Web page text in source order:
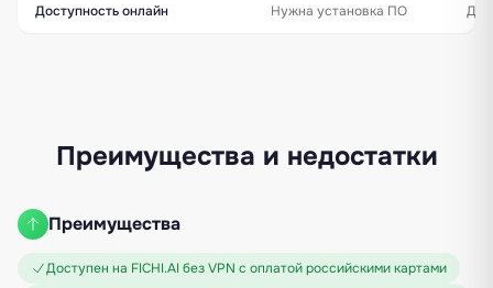
Доступность онлайн Нужна установка ПО Да
Преимущества и недостатки
Преимущества
Доступен на FICHI.AI без VPN с оплатой российскими картами